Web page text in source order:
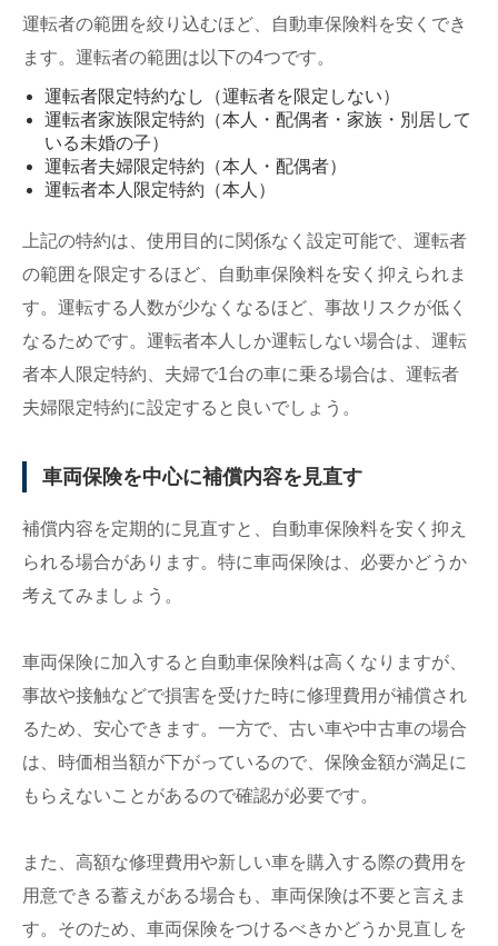
運転者の範囲を絞り込むほど、自動車保険料を安くでき
ます。運転者の範囲は以下の4つです。
運転者限定特約なし（運転者を限定しない）
運転者家族限定特約（本人・配偶者・家族・別居して
いる未婚の子）
運転者夫婦限定特約（本人・配偶者）
運転者本人限定特約（本人）
上記の特約は、使用目的に関係なく設定可能で、運転者
の範囲を限定するほど、自動車保険料を安く抑えられま
す。運転する人数が少なくなるほど、事故リスクが低く
なるためです。運転者本人しか運転しない場合は、運転
者本人限定特約、夫婦で1台の車に乗る場合は、運転者
夫婦限定特約に設定すると良いでしょう。
車両保険を中心に補償内容を見直す
補償内容を定期的に見直すと、自動車保険料を安く抑え
られる場合があります。特に車両保険は、必要かどうか
考えてみましょう。
車両保険に加入すると自動車保険料は高くなりますが、
事故や接触などで損害を受けた時に修理費用が補償され
るため、安心できます。一方で、古い車や中古車の場合
は、時価相当額が下がっているので、保険金額が満足に
もらえないことがあるので確認が必要です。
また、高額な修理費用や新しい車を購入する際の費用を
用意できる蓄えがある場合も、車両保険は不要と言えま
す。そのため、車両保険をつけるべきかどうか見直しを